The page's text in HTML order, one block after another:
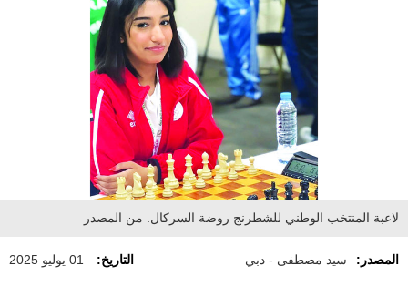
لاعبة المنتخب الوطني للشطرنج روضة السركال. من المصدر
المصدر: سيد مصطفى - دبي التاريخ: 01 يوليو 2025